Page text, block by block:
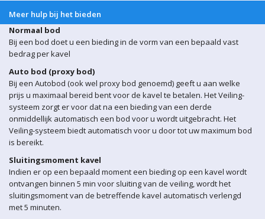
Meer hulp bij het bieden
Normaal bod
Bij een bod doet u een bieding in de vorm van een bepaald vast
bedrag per kavel
Auto bod (proxy bod)
Bij een Autobod (ook wel proxy bod genoemd) geeft u aan welke
prijs u maximaal bereid bent voor de kavel te betalen. Het Veiling-
systeem zorgt er voor dat na een bieding van een derde
onmiddellijk automatisch een bod voor u wordt uitgebracht. Het
Veiling-systeem biedt automatisch voor u door tot uw maximum bod
is bereikt.
Sluitingsmoment kavel
Indien er op een bepaald moment een bieding op een kavel wordt
ontvangen binnen 5 min voor sluiting van de veiling, wordt het
sluitingsmoment van de betreffende kavel automatisch verlengd
met 5 minuten.